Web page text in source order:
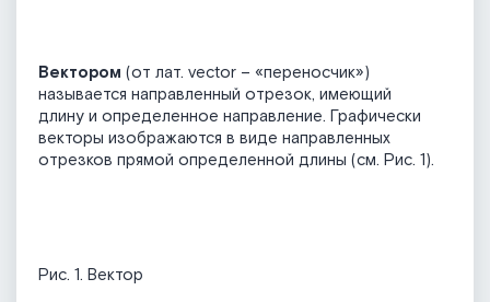
Вектором (от лат. vector – «переносчик»)
называется направленный отрезок, имеющий
длину и определенное направление. Графически
векторы изображаются в виде направленных
отрезков прямой определенной длины (см. Рис. 1).
Рис. 1. Вектор